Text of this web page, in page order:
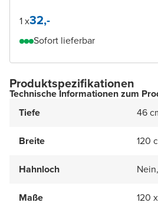
1 x32,-
Sofort lieferbar
Produktspezifikationen
Technische Informationen zum
Tiefe
46
Breite 120
Hahnloch
Maße 120